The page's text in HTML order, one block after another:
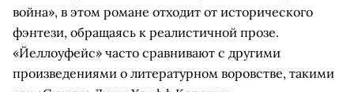
война», в этом романе отходит от исторического
фэнтези, обращаясь к реалистичной прозе.
«Йеллоуфейс» часто сравнивают с другими
произведениями о литературном воровстве, такими